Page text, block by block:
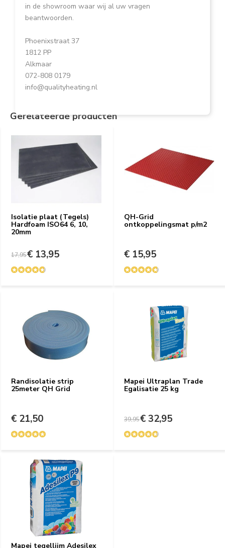
in de showroom waar wij al uw vragen
beantwoorden.
Phoenixstraat 37
1812 PP
Alkmaar
072-808 0179
info@qualityheating.nl
Gerelateerde producten
Isolatie plaat (Tegels)
Hardfoam ISO64 6, 10,
20mm
17,95€ 13,95
QH-Grid
ontkoppelingsmat p/m2
€ 15,95
Randisolatie strip
25meter QH Grid
€ 21,50
Mapei Ultraplan Trade
Egalisatie 25 kg
39,95€ 32,95
Mapei tegellijm Adesilex